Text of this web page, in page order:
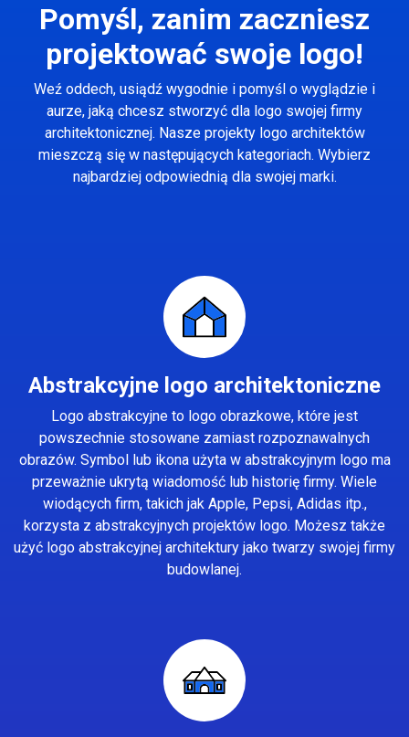
Pomyśl, zanim zaczniesz
projektować swoje logo!
Weź oddech, usiądź wygodnie i pomyśl o wyglądzie i
aurze, jaką chcesz stworzyć dla logo swojej firmy
architektonicznej. Nasze projekty logo architektów
mieszczą się w następujących kategoriach. Wybierz
najbardziej odpowiednią dla swojej marki.
Abstrakcyjne logo architektoniczne
Logo abstrakcyjne to logo obrazkowe, które jest
powszechnie stosowane zamiast rozpoznawalnych
obrazów. Symbol lub ikona użyta w abstrakcyjnym logo ma
przeważnie ukrytą wiadomość lub historię firmy. Wiele
wiodących firm, takich jak Apple, Pepsi, Adidas itp.,
korzysta z abstrakcyjnych projektów logo. Możesz także
użyć logo abstrakcyjnej architektury jako twarzy swojej firmy
budowlanej.